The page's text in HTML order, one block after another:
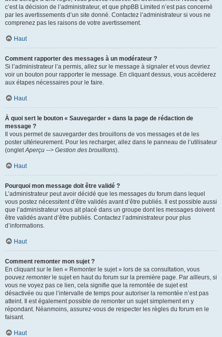
c’est la décision de l’administrateur, et que phpBB Limited n’est pas concerné
par les avertissements d’un site donné. Contactez l’administrateur si vous ne
comprenez pas les raisons de votre avertissement.
Haut
Comment rapporter des messages à un modérateur ?
Si l’administrateur l’a permis, allez sur le message à signaler et vous devriez
voir un bouton pour rapporter le message. En cliquant dessus, vous accéderez
aux étapes nécessaires pour le faire.
Haut
À quoi sert le bouton « Sauvegarder » dans la page de rédaction de
message ?
Il vous permet de sauvegarder des brouillons de vos messages et de les
poster ultérieurement. Pour les recharger, allez dans le panneau de l’utilisateur
(ongletAperçu --> Gestion des brouillons).
Haut
Pourquoi mon message doit être validé ?
L’administrateur peut avoir décidé que les messages du forum dans lequel
vous postez nécessitent d’être validés avant d’être publiés. Il est possible aussi
que l’administrateur vous ait placé dans un groupe dont les messages doivent
être validés avant d’être publiés. Contactez l’administrateur pour plus
d’informations.
Haut
Comment remonter mon sujet ?
En cliquant sur le lien « Remonter le sujet » lors de sa consultation, vous
pouvez remonterle sujet en haut du forum sur la première page. Par ailleurs, si
vous ne voyez pas ce lien, cela signifie que la remontée de sujet est
désactivée ou que l’intervalle de temps pour autoriser la remontée n’est pas
atteint. Il est également possible de remonter un sujet simplement en y
répondant. Néanmoins, assurez-vous de respecter les règles du forum en le
faisant.
Haut